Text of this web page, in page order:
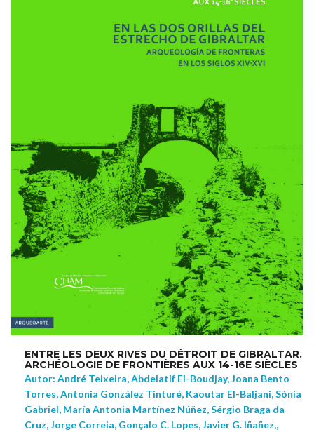
ENTRE LES DEUX RIVES DU DÉTROIT DE GIBRALTAR.
ARCHÉOLOGIE DE FRONTIÈRES AUX 14-16E SIÈCLES
Autor: André Teixeira, Abdelatif El-Boudjay, Joana Bento
Torres, Antonia González Tinturé, Kaoutar El-Baljani, Sónia
Gabriel, María Antonia Martínez Núñez, Sérgio Braga da
Cruz, Jorge Correia, Gonçalo C. Lopes, Javier G. Iñañez,,